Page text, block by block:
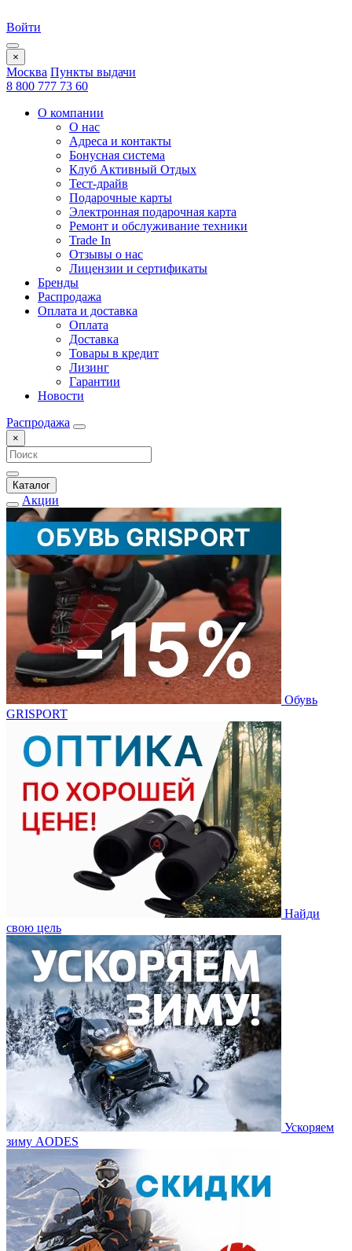
Войти
×
Москва Пункты выдачи
8 800 777 73 60
О компании
О нас
Адреса и контакты
Бонусная система
Клуб Активный Отдых
Тест-драйв
Подарочные карты
Электронная подарочная карта
Ремонт и обслуживание техники
Trade In
Отзывы о нас
Лицензии и сертификаты
Бренды
Распродажа
Оплата и доставка
Оплата
Доставка
Товары в кредит
Лизинг
Гарантии
Новости
Распродажа
×
Каталог
Акции
Обувь
GRISPORT
Найди
свою цель
Ускоряем
зиму AODES